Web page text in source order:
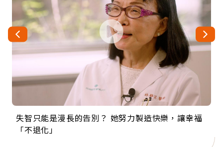
失智只能是漫長的告別？ 她努力製造快樂，讓幸福
「不退化」
來自剛果的巧克力神父 為台灣奉獻36年 「台灣是我
的家，我連作夢都講台語！」
63歲卸矽谷副總、搬回台灣找快樂！「蛋黃哥小
丑」走進安養院，逗樂上萬爺奶：退休後才開始真
104歲打破金氏世界紀錄 成為全球最年長羽球選
手，分享長壽的秘密原來是「這個」
事業巔峰他選擇追夢…黑手阿伯拉小提琴還登上小
巨蛋！連CNN都大讚！